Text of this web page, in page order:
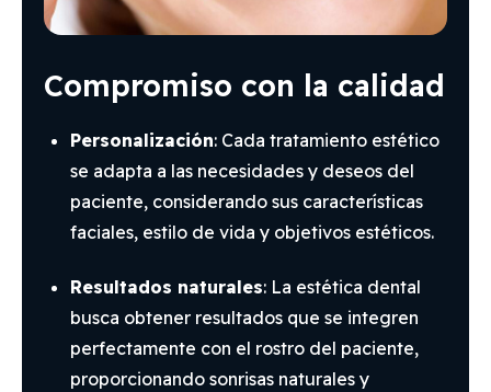
Compromiso con la calidad
Personalización: Cada tratamiento estético
se adapta a las necesidades y deseos del
paciente, considerando sus características
faciales, estilo de vida y objetivos estéticos.
Resultados naturales: La estética dental
busca obtener resultados que se integren
perfectamente con el rostro del paciente,
proporcionando sonrisas naturales y